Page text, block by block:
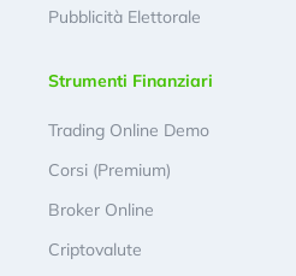
Pubblicità Elettorale
Strumenti Finanziari
Trading Online Demo
Corsi (Premium)
Broker Online
Criptovalute